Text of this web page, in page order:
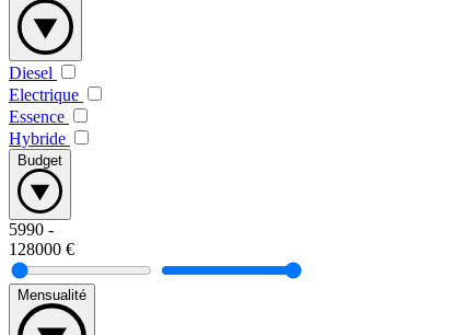
Diesel
Electrique
Essence
Hybride
Budget
5990 -
128000 €
Mensualité